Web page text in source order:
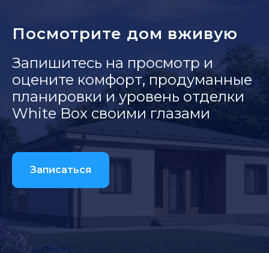
Посмотрите дом вживую
Запишитесь на просмотр и
оцените комфорт, продуманные
планировки и уровень отделки
White Box своими глазами
Записаться